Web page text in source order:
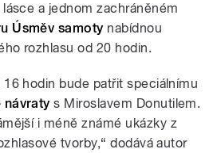
a jednom zachráněném
Úsměv samotynabídnou
rozhlasu od 20 hodin.
hodin bude patřit speciálnímu
návratys Miroslavem Donutilem.
i méně známé ukázky z
tvorby,“ dodává autor